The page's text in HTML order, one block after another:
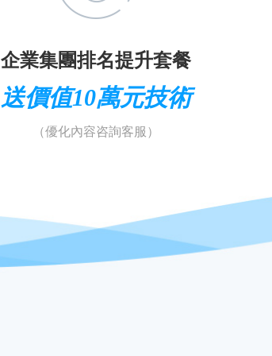
企業集團排名提升套餐
送價值10萬元技術
（優化內容咨詢客服）